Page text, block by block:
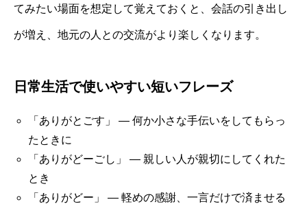
てみたい場面を想定して覚えておくと、会話の引き出し
が増え、地元の人との交流がより楽しくなります。
日常生活で使いやすい短いフレーズ
「ありがとごす」 — 何か小さな手伝いをしてもらっ
たときに
「ありがどーごし」 — 親しい人が親切にしてくれた
とき
「ありがどー」 — 軽めの感謝、一言だけで済ませる